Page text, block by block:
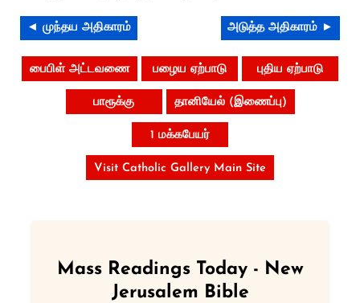
◄ முந்தய அதிகாரம் அடுத்த அதிகாரம் ►
பைபிள் அட்டவணை பழைய ஏற்பாடு புதிய ஏற்பாடு
பாரூக்கு தானியேல் (இணைப்பு)
1 மக்கபேயர்
Visit Catholic Gallery Main Site
Mass Readings Today - New
Jerusalem Bible